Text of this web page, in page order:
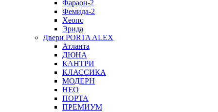
Фараон-2
Фемида-2
Хеопс
Эрида
Двери PORTA ALEX
Атланта
ДЮНА
КАНТРИ
КЛАССИКА
МОДЕРН
НЕО
ПОРТА
ПРЕМИУМ